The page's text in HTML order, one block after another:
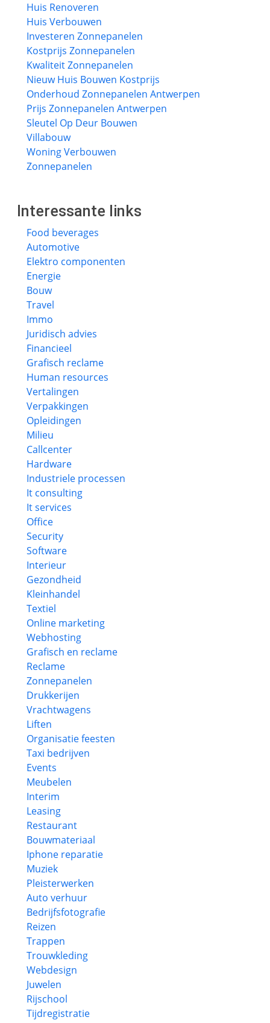
Huis Renoveren
Huis Verbouwen
Investeren Zonnepanelen
Kostprijs Zonnepanelen
Kwaliteit Zonnepanelen
Nieuw Huis Bouwen Kostprijs
Onderhoud Zonnepanelen Antwerpen
Prijs Zonnepanelen Antwerpen
Sleutel Op Deur Bouwen
Villabouw
Woning Verbouwen
Zonnepanelen
Interessante links
Food beverages
Automotive
Elektro componenten
Energie
Bouw
Travel
Immo
Juridisch advies
Financieel
Grafisch reclame
Human resources
Vertalingen
Verpakkingen
Opleidingen
Milieu
Callcenter
Hardware
Industriele processen
It consulting
It services
Office
Security
Software
Interieur
Gezondheid
Kleinhandel
Textiel
Online marketing
Webhosting
Grafisch en reclame
Reclame
Zonnepanelen
Drukkerijen
Vrachtwagens
Liften
Organisatie feesten
Taxi bedrijven
Events
Meubelen
Interim
Leasing
Restaurant
Bouwmateriaal
Iphone reparatie
Muziek
Pleisterwerken
Auto verhuur
Bedrijfsfotografie
Reizen
Trappen
Trouwkleding
Webdesign
Juwelen
Rijschool
Tijdregistratie